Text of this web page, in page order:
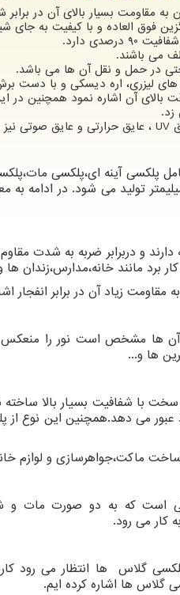
مقاومت بسیار بالای آن در
فوق العاده و با کیفیت به جای
دارد.
می باشند.
در حمل و نقل آن ها می باشد.
لیزری، اره دیسکی و با دست
بالای آن اشاره نمود همچنین
زد.
UV ، عایق حرارتی و عایق صوتی
پلکسی آینه ای،پلکسی
های مختلف از یک تا 40 میلیمتر تولید
و دربرابر ضربه به شدت
برد مانند خانه،مدارس،زندان ها
مقاومت زیاد آن در برابر
آن ها مشخص است نور را منعکس
ها و...
ماکت،جواهرسازی و لوازم
است که به دو صورت مات و
کار می رود.
گلاس ها انتظار می رود
گلاس ها اشاره کرده ایم.